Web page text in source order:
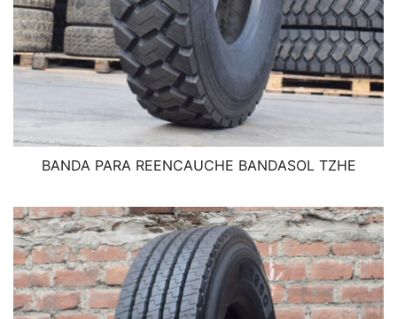
BANDA PARA REENCAUCHE BANDASOL TZHE